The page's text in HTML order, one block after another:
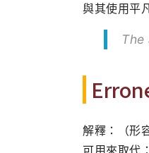
與其使用平
解釋：（形